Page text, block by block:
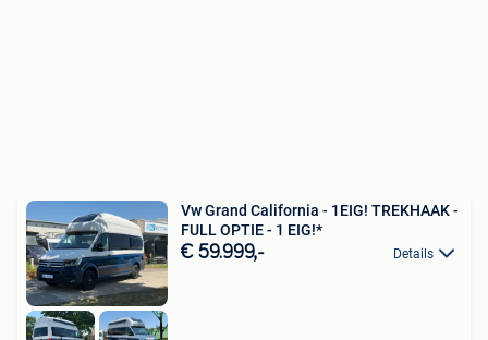
Vw Grand California - 1EIG! TREKHAAK -
FULL OPTIE - 1 EIG!*
€ 59.999,- Details